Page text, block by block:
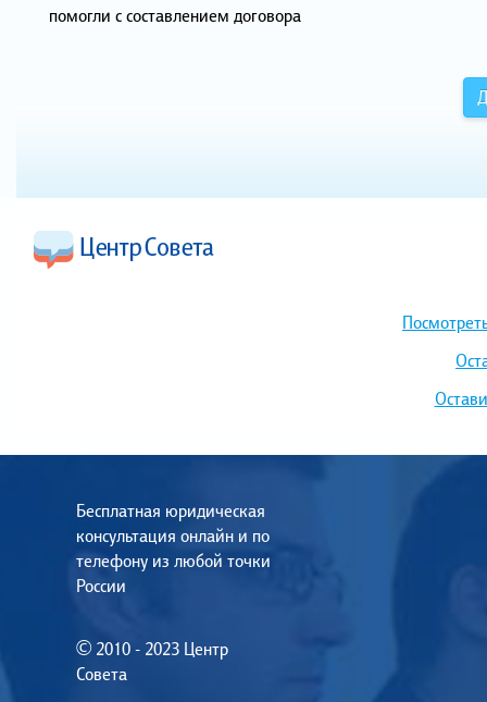
помогли с составлением договора
Бесплатная юридическая
консультация онлайн и по
телефону из любой точки
России
© 2010 - 2023 Центр
Совета